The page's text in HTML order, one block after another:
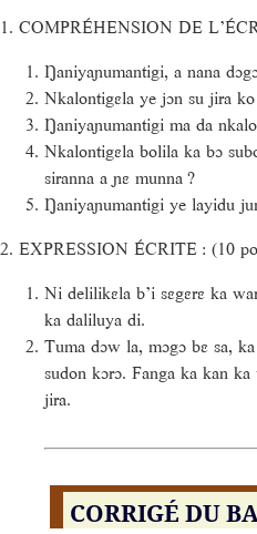
1. COMPRÉHENSION DE
Ŋaniyaɲumantigi, a nana
Nkalontigɛla ye jɔn su jira
Ŋaniyaɲumantigi ma da
Nkalontigɛla bolila ka bɔ
siranna a ɲɛ munna ?
Ŋaniyaɲumantigi ye layidu
2. EXPRESSION ÉCRITE : (10
Ni delilikɛla b’i sɛgɛrɛ ka
ka daliluya di.
Tuma dɔw la, mɔgɔ bɛ sa,
sudon kɔrɔ. Fanga ka kan
jira.
CORRIGÉ DU